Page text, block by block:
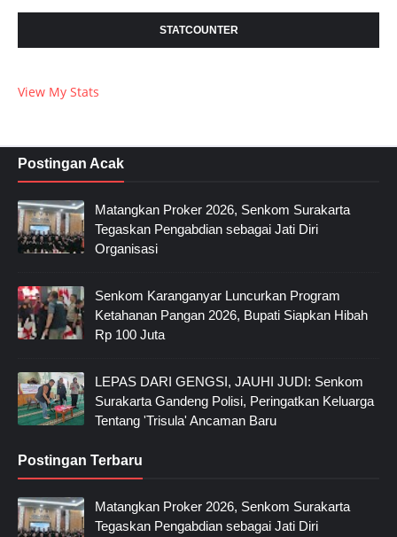
STATCOUNTER
View My Stats
Postingan Acak
Matangkan Proker 2026, Senkom Surakarta
Tegaskan Pengabdian sebagai Jati Diri
Organisasi
Senkom Karanganyar Luncurkan Program
Ketahanan Pangan 2026, Bupati Siapkan Hibah
Rp 100 Juta
LEPAS DARI GENGSI, JAUHI JUDI: Senkom
Surakarta Gandeng Polisi, Peringatkan Keluarga
Tentang 'Trisula' Ancaman Baru
Postingan Terbaru
Matangkan Proker 2026, Senkom Surakarta
Tegaskan Pengabdian sebagai Jati Diri